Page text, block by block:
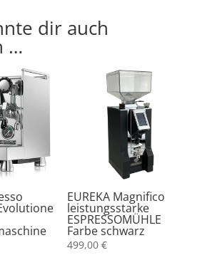
dir auch
…
EUREKA Magnifico
leistungsstarke
ESPRESSOMÜHLE
Farbe schwarz
499,00€